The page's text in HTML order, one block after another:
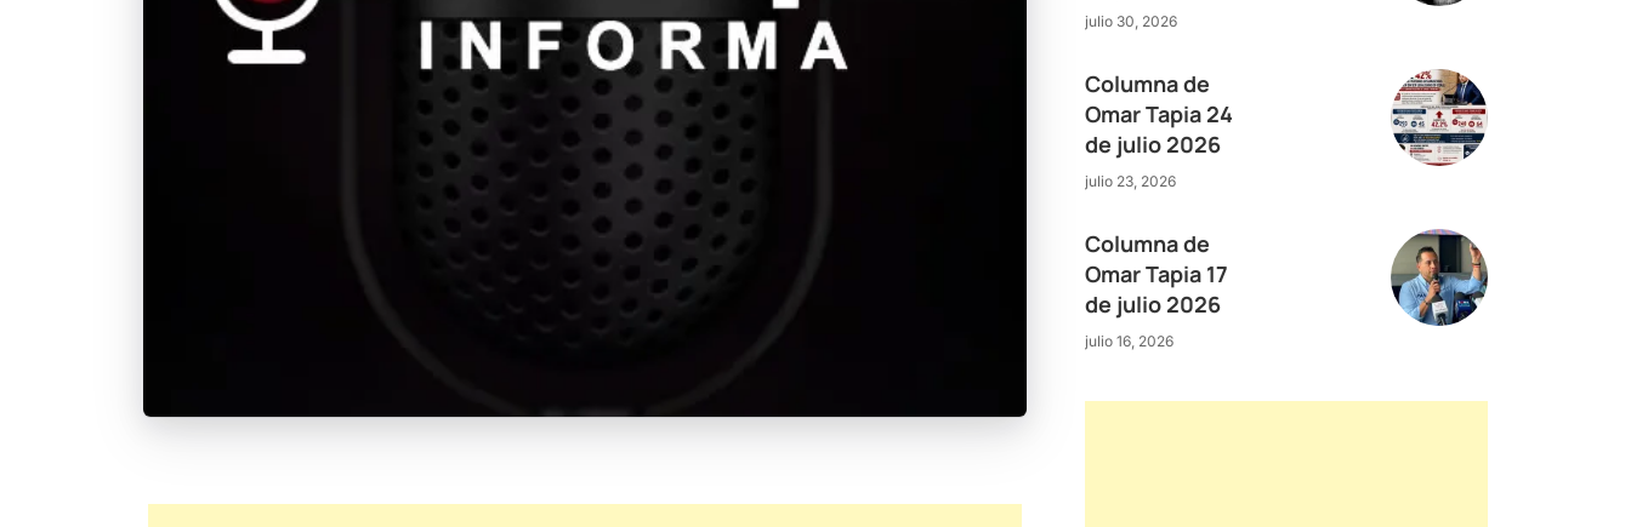
julio 30, 2026
Columna de
Omar Tapia 24
de julio 2026
julio 23, 2026
Columna de
Omar Tapia 17
de julio 2026
julio 16, 2026